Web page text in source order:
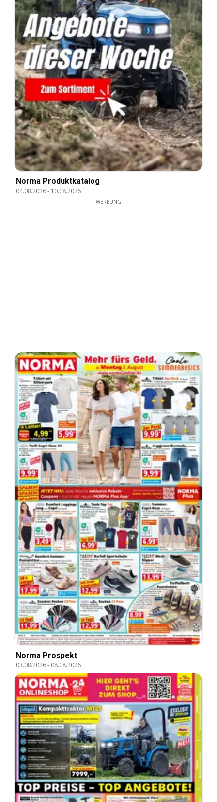
Norma Produktkatalog
04.08.2026- 10.08.2026
WERBUNG
Norma Prospekt
03.08.2026- 08.08.2026